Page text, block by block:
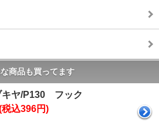
商品も買ってます
キヤ/P130 フック
込396円)